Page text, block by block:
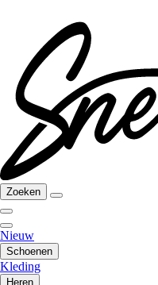
Zoeken
Nieuw
Schoenen
Kleding
Heren